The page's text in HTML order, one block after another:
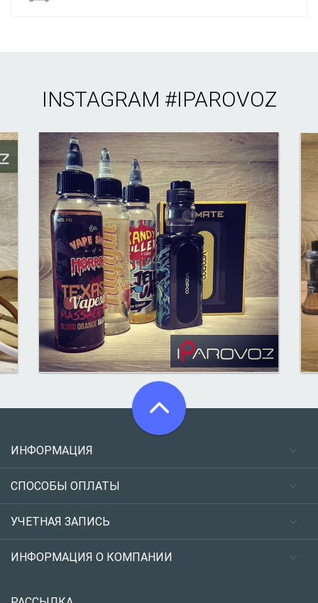
INSTAGRAM #IPAROVOZ
ИНФОРМАЦИЯ
СПОСОБЫ ОПЛАТЫ
УЧЕТНАЯ ЗАПИСЬ
ИНФОРМАЦИЯ О КОМПАНИИ